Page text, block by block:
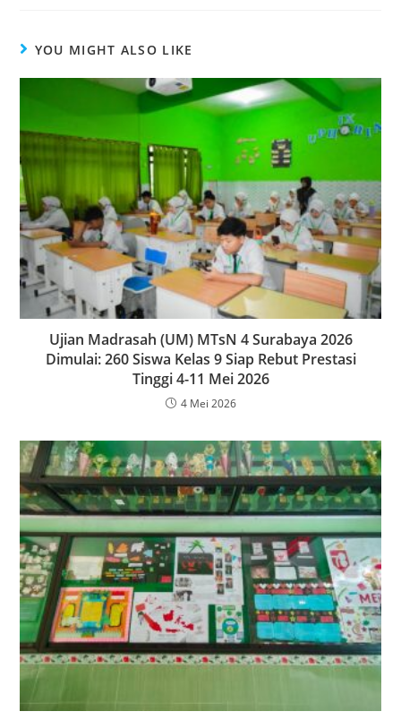
YOU MIGHT ALSO LIKE
Ujian Madrasah (UM) MTsN 4 Surabaya 2026
Dimulai: 260 Siswa Kelas 9 Siap Rebut Prestasi
Tinggi 4-11 Mei 2026
4 Mei 2026